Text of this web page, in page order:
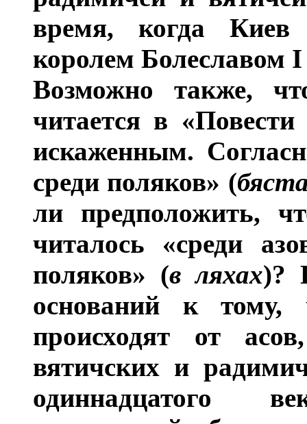
время, когда Киев
королем Болеславом I
Возможно также,
читается в
искаженным.
среди поляков» (
ли предположить,
читалось «среди
поляков» (в ляхах)?
оснований к
происходят от
вятичских и
одиннадцатого